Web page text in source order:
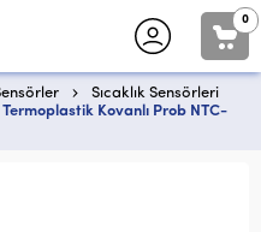
0
Sıcaklık Sensörleri
Termoplastik Kovanlı Prob NTC-